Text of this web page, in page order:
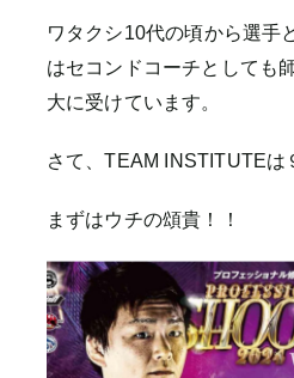
ワタクシ10代の頃から選手
はセコンドコーチとしても
大に受けています。
さて、TEAM INSTITUTEは
まずはウチの頌貴！！